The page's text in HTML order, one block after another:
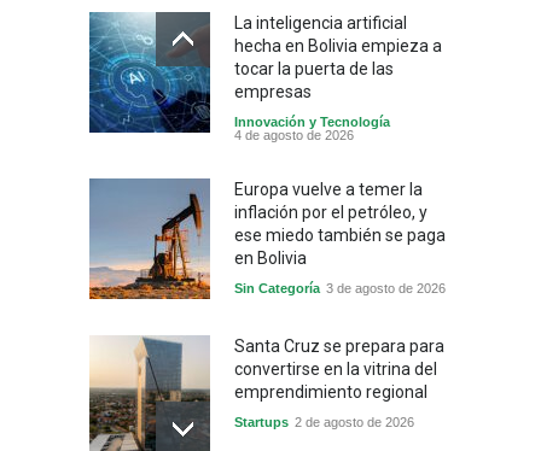
La inteligencia artificial
hecha en Bolivia empieza a
tocar la puerta de las
empresas
Innovación y Tecnología
4 de agosto de 2026
Europa vuelve a temer la
inflación por el petróleo, y
ese miedo también se paga
en Bolivia
Sin Categoría 3 de agosto de 2026
Santa Cruz se prepara para
convertirse en la vitrina del
emprendimiento regional
Startups 2 de agosto de 2026